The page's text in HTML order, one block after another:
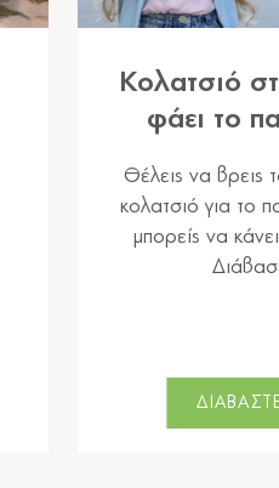
Κολατσιό
φάει το
Θέλεις να βρεις
κολατσιό για το
μπορείς να